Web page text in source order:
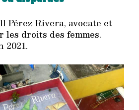
Pérez Rivera, avocate et
droits des femmes.
2021.